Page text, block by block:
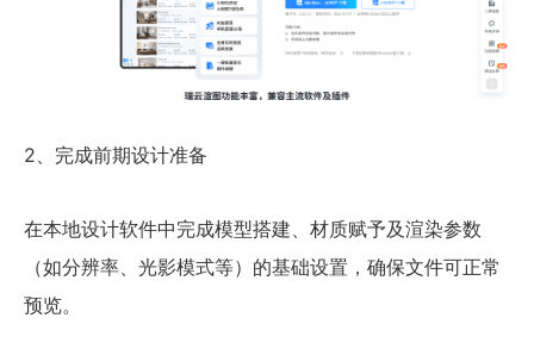
2、完成前期设计准备
在本地设计软件中完成模型搭建、材质赋予及渲染参数
（如分辨率、光影模式等）的基础设置，确保文件可正常
预览。